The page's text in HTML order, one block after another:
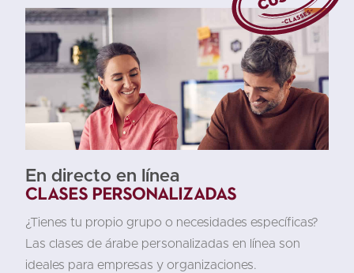
En directo en línea
Clases personalizadas
¿Tienes tu propio grupo o necesidades específicas?
Las clases de árabe personalizadas en línea son
ideales para empresas y organizaciones.